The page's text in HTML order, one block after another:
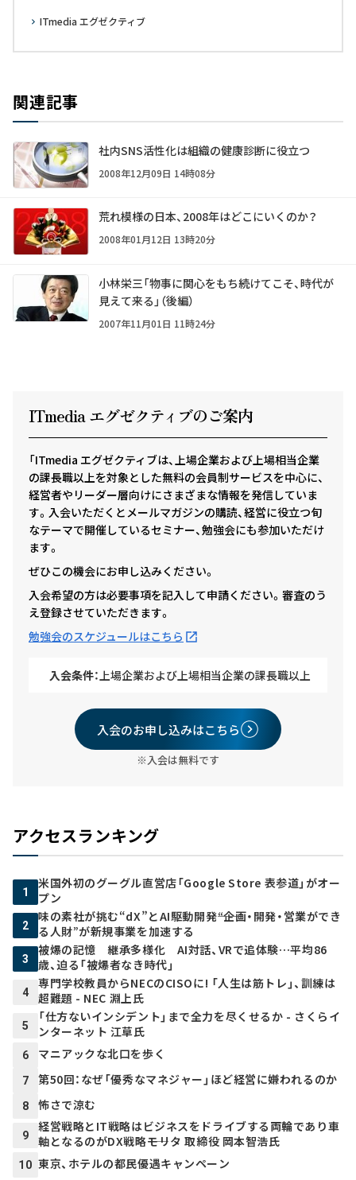
ITmedia エグゼクティブ
関連記事
社内SNS活性化は組織の健康診断に役立つ
2008年12月09日 14時08分
荒れ模様の日本、2008年はどこにいくのか？
2008年01月12日 13時20分
小林栄三「物事に関心をもち続けてこそ、時代が
見えて来る」（後編）
2007年11月01日 11時24分
ITmedia エグゼクティ ブのご案内
「ITmedia エグゼクティブは、上場企業および上場相当企業
の課長職以上を対象とした無料の会員制サービスを中心に、
経営者やリーダー層向けにさまざまな情報を発信していま
す。入会いただくとメールマガジンの購読、経営に役立つ旬
なテーマで開催しているセミナー、勉強会にも参加いただけ
ます。
ぜひこの機会にお申し込みください。
入会希望の方は必要事項を記入して申請ください。審査のう
え登録させていただきます。
勉強会のスケジュールはこちら
入会条件：上場企業および上場相当企業の課長職以上
入会のお申し込みはこちら
※入会は無料です
アクセスランキング
1
米国外初のグーグル直営店「Google Store 表参道」がオー
プン
2
味の素社が挑む“dX”とAI駆動開発――“企画・開発・営業ができ
る人財”が新規事業を加速する
3
被爆の記憶 継承多様化 AI対話、VRで追体験…平均86
歳、迫る「被爆者なき時代」
4
専門学校教員からNECのCISOに! 「人生は筋トレ」、訓練は
超難題 - NEC 淵上氏
5
「仕方ないインシデント」まで全力を尽くせるか - さくらイ
ンターネット 江草氏
6 マニアックな北口を歩く
7 第50回：なぜ「優秀なマネジャー」ほど経営に嫌われるのか
8 怖さで涼む
9
経営戦略とIT戦略はビジネスをドライブする両輪であり車
軸となるのがDX戦略――モリタ 取締役 岡本智浩氏
10 東京、ホテルの都民優遇キャンペーン